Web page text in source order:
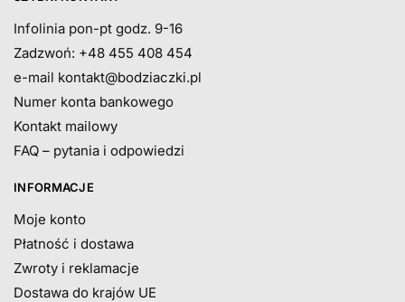
Infolinia pon-pt godz. 9-16
Zadzwoń: +48 455 408 454
e-mail kontakt@bodziaczki.pl
Numer konta bankowego
Kontakt mailowy
FAQ – pytania i odpowiedzi
INFORMACJE
Moje konto
Płatność i dostawa
Zwroty i reklamacje
Dostawa do krajów UE